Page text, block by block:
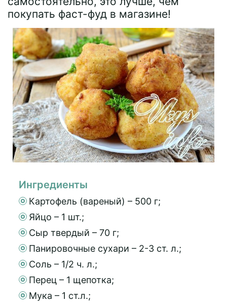
покупать фаст-фуд в магазине!
Ингредиенты
Картофель (вареный) – 500 г;
Яйцо – 1 шт.;
Сыр твердый – 70 г;
Панировочные сухари – 2-3 ст. л.;
Соль – 1/2 ч. л.;
Перец – 1 щепотка;
Мука – 1 ст.л.;